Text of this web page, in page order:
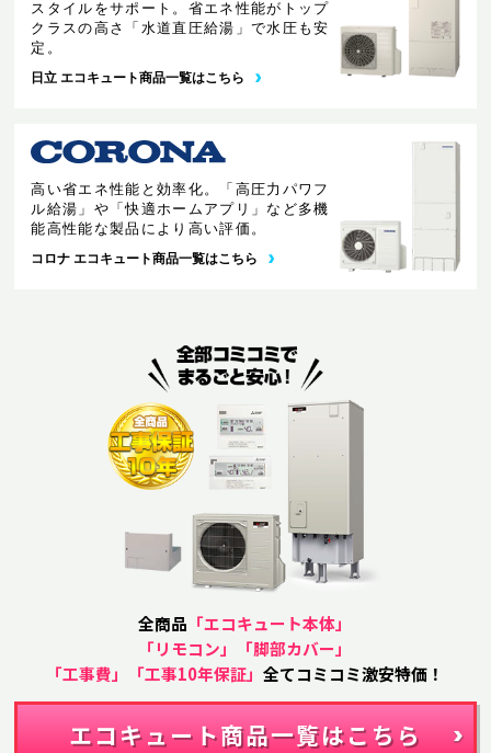
スタイルをサポート。省エネ性能がトップ
クラスの高さ「水道直圧給湯」で水圧も安
定。
日立 エコキュート商品一覧はこちら
高い省エネ性能と効率化。「高圧力パワフ
ル給湯」や「快適ホームアプリ」など多機
能高性能な製品により高い評価。
コロナ エコキュート商品一覧はこちら
全商品 「エコキュート本体」
「リモコン」「脚部カバー」
「工事費」「工事10年保証」全てコミコミ激安特価！
エコキュート商品一覧はこちら